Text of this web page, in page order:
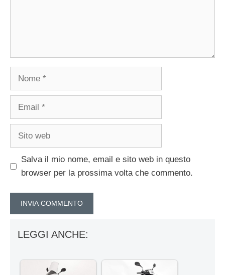
Nome
Email
Sito
Salva il mio nome, email e sito web in questo
browser per la prossima volta che commento.
LEGGI ANCHE: